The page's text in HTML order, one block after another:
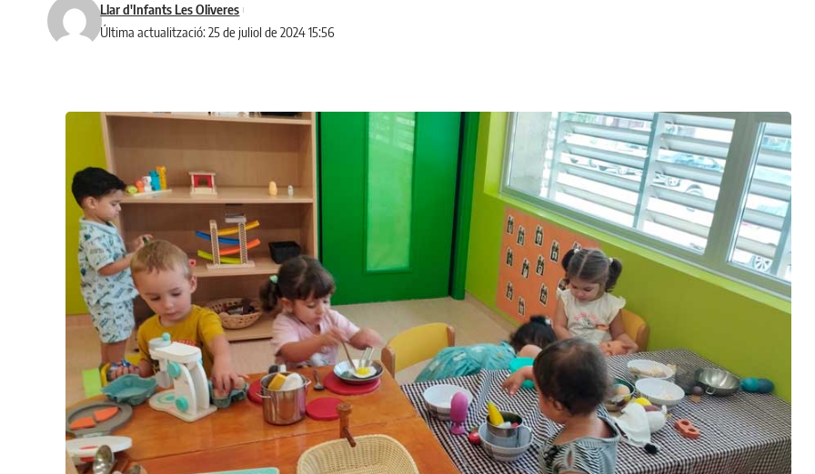
Última actualització: 25 de juliol de 2024 15:56
Llar d'Infants Les Oliveres